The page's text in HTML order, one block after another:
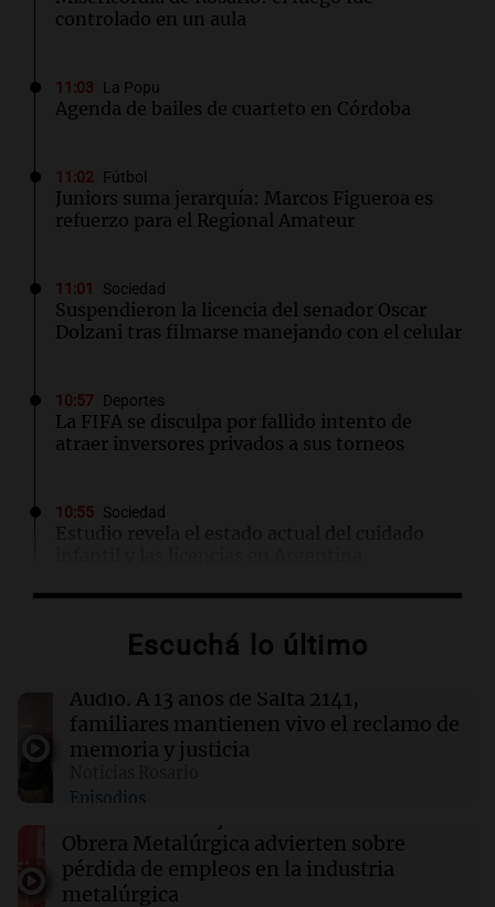
controlado en un aula
11:03 La Popu
Agenda de bailes de cuarteto en Córdoba
11:02 Fútbol
Juniors suma jerarquía: Marcos Figueroa es
refuerzo para el Regional Amateur
11:01 Sociedad
Suspendieron la licencia del senador Oscar
Dolzani tras filmarse manejando con el celular
10:57 Deportes
La FIFA se disculpa por fallido intento de
atraer inversores privados a sus torneos
10:55 Sociedad
Estudio revela el estado actual del cuidado
A 13 años de Salta 2141, familiares mantienen
10:47 Sociedad
Quién era la mujer quemada por su esposo que
un celular
10:46 Deportes
River Plate confirma la llegada de Thiago
Escuchá lo último
Audio. A 13 años de Salta 2141,
familiares mantienen vivo el reclamo de
memoria y justicia
Episodios
Obrera Metalúrgica advierten sobre
pérdida de empleos en la industria
metalúrgica